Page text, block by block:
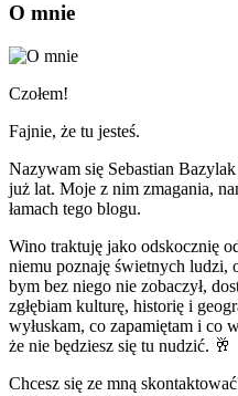
O mnie
Czołem!
Fajnie, że tu jesteś.
Nazywam się Sebastian
już lat. Moje z nim zmagania,
łamach tego blogu.
Wino traktuję jako odskocznię
niemu poznaję świetnych ludzi,
bym bez niego nie zobaczył,
zgłębiam kulturę, historię i
wyłuskam, co zapamiętam i co
że nie będziesz się tu nudzić. 🥂
Chcesz się ze mną